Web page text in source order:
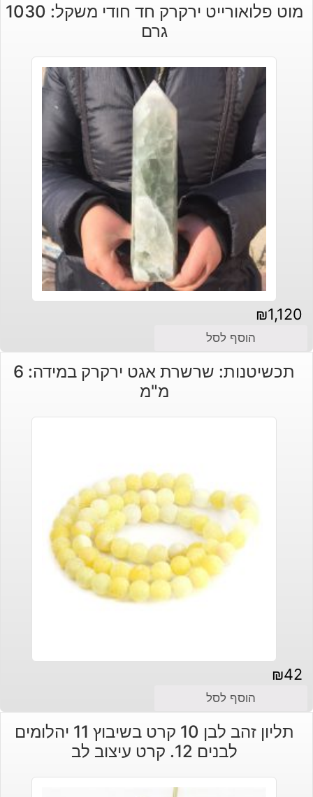
מוט פלואורייט ירקרק חד חודי משקל: 1030
גרם
₪1,120
הוסף לסל
תכשיטנות: שרשרת אגט ירקרק במידה: 6
מ"מ
₪42
הוסף לסל
תליון זהב לבן 10 קרט בשיבוץ 11 יהלומים
לבנים 12. קרט עיצוב לב